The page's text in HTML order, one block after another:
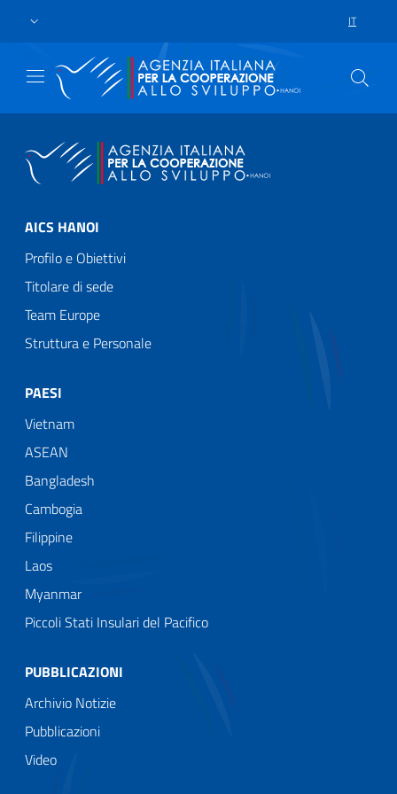
IT
AICS HANOI
Profilo e Obiettivi
Titolare di sede
Team Europe
Struttura e Personale
PAESI
Vietnam
ASEAN
Bangladesh
Cambogia
Filippine
Laos
Myanmar
Piccoli Stati Insulari del Pacifico
PUBBLICAZIONI
Archivio Notizie
Pubblicazioni
Video